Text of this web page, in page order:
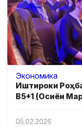
Экономика
Иштироки
B5+1 (Осиёи
05.02.2026